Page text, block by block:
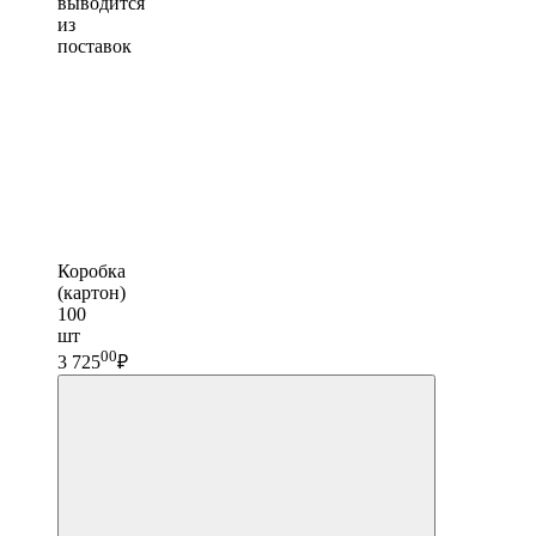
из
поставок
Коробка
(картон)
100
шт
3 72500₽